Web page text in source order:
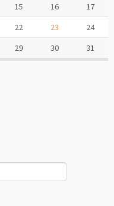
15 16
17
22 23
24
29 30 31